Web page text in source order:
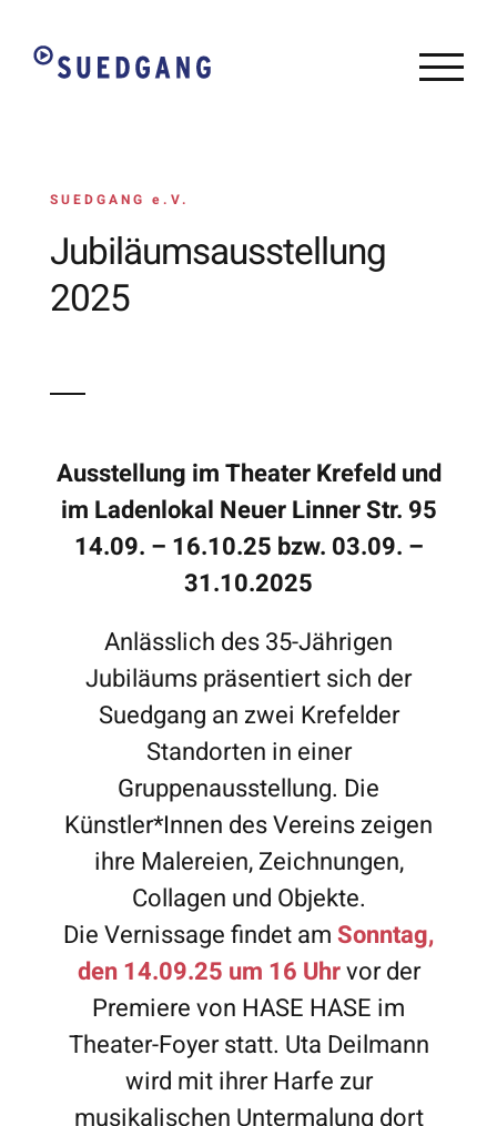
Inhalt
springen
SUEDGANG e.V.
Jubiläumsausstellung
2025
Ausstellung im Theater Krefeld und
im Ladenlokal Neuer Linner Str. 95
14.09. – 16.10.25 bzw. 03.09. –
31.10.2025
Anlässlich des 35-Jährigen
Jubiläums präsentiert sich der
Suedgang an zwei Krefelder
Standorten in einer
Gruppenausstellung. Die
Künstler*Innen des Vereins zeigen
ihre Malereien, Zeichnungen,
Collagen und Objekte.
Die Vernissage findet amSonntag,
den 14.09.25 um 16 Uhrvor der
Premiere von HASE HASE im
Theater-Foyer statt. Uta Deilmann
wird mit ihrer Harfe zur
musikalischen Untermalung dort